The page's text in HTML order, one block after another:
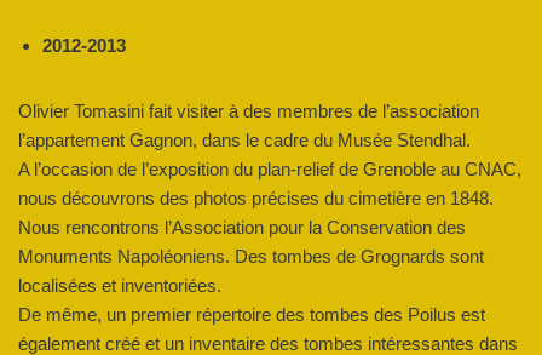
2012-2013
Olivier Tomasini fait visiter à des membres de l’association
l’appartement Gagnon, dans le cadre du Musée Stendhal.
A l’occasion de l’exposition du plan-relief de Grenoble au CNAC,
nous découvrons des photos précises du cimetière en 1848.
Nous rencontrons l’Association pour la Conservation des
Monuments Napoléoniens. Des tombes de Grognards sont
localisées et inventoriées.
De même, un premier répertoire des tombes des Poilus est
également créé et un inventaire des tombes intéressantes dans